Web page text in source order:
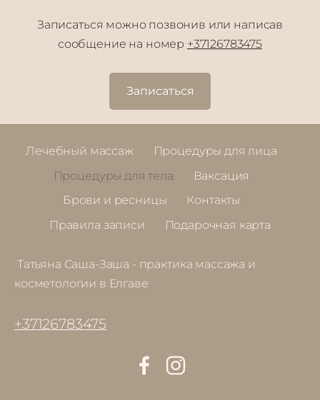
Записаться можно позвонив или написав
сообщение на номер +37126783475
Записаться
Лечебный массаж
Процедуры для лица
Процедуры для тела
Ваксация
Брови и ресницы
Контакты
Правила записи
Подарочная карта
Татьяна Саша-Заша - практика массажа и
косметологии в Елгаве
+37126783475